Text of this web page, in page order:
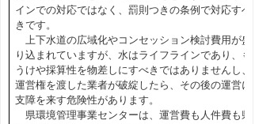
インでの対応ではなく、罰則つきの条例で対応すべ
きです。
上下水道の広域化やコンセッション検討費用が盛
り込まれていますが、水はライフラインであり、も
うけや採算性を物差しにすべきではありませんし、
運営権を渡した業者が破綻したら、その後の運営に
支障を来す危険性があります。
県環境管理事業センターは、運営費も人件費も県